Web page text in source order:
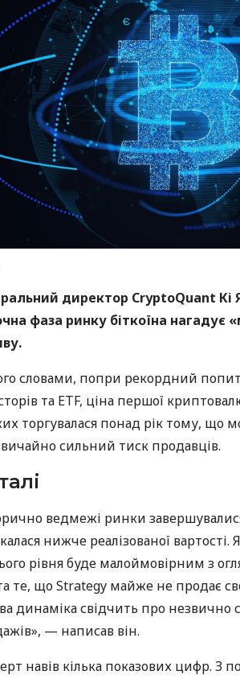
директор CryptoQuant
фаза ринку біткоїна нагадує
словами, попри рекордний
та ETF, ціна першої
торгувалася понад рік тому, що
сильний тиск продавців.
ведмежі ринки
нижче реалізованої
рівня буде малоймовірним з
те, що Strategy майже не продає
динаміка свідчить про незвично
— написав він.
навів кілька показових цифр. З